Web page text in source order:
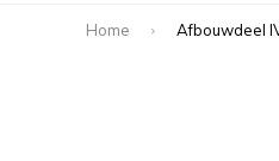
Home Afbouwdeel